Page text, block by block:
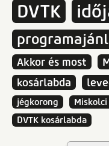
DVTK
Akkor és most
kosárlabda
jégkorong
DVTK kosárlabda